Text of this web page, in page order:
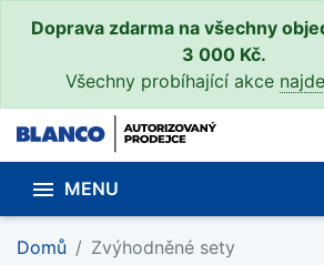
Doprava zdarma na všechny
3 000 Kč.
Všechny probíhající akce
 MENU
Domů Zvýhodněné sety